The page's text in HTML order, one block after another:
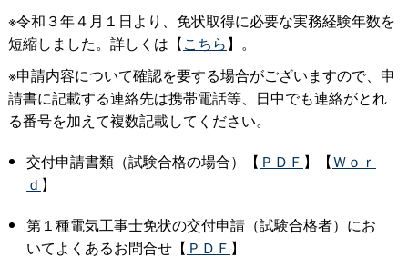
※令和３年４月１日より、免状取得に必要な実務経験年数を
短縮しました。詳しくは【こちら】。
※申請内容について確認を要する場合がございますので、申
請書に記載する連絡先は携帯電話等、日中でも連絡がとれ
る番号を加えて複数記載してください。
交付申請書類（試験合格の場合）【 ＰＤＦ 】【Ｗｏｒ
ｄ 】
第１種電気工事士免状の交付申請（試験合格者）にお
いてよくあるお問合せ【 ＰＤＦ 】